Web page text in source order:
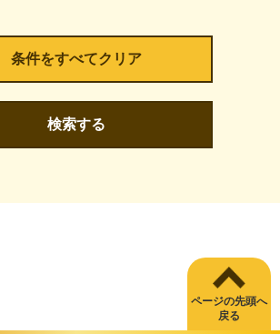
検索する
ページの先頭へ
戻る